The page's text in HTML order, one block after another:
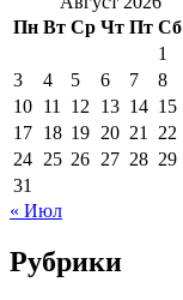
Пн Вт Ср Чт Пт Сб
1
3
4 5 6 7 8
10 11 12 13 14 15
17 18 19 20 21 22
24 25 26 27 28 29
31
« Июл
Рубрики